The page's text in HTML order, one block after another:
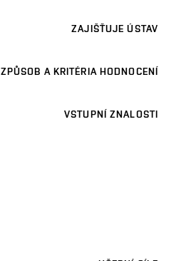
ZAJIŠŤUJE ÚSTAV
ZPŮSOB A KRITÉRIA HODNOCENÍ
VSTUPNÍ ZNALOSTI